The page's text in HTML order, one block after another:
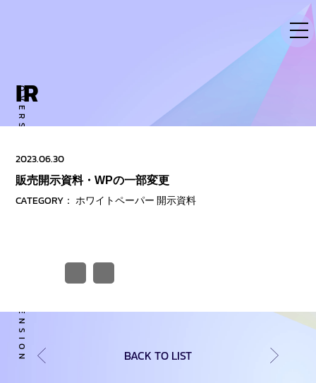
OVERSE ACTIVITY TO NEW DIMENSION
IR
2023.06.30
販売開示資料・WPの一部変更
CATEGORY： ホワイトペーパー開示資料
BACK TO LIST